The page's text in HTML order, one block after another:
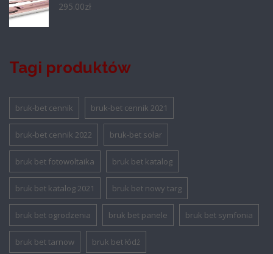
295.00zł
Tagi produktów
bruk-bet cennik bruk-bet cennik 2021
bruk-bet cennik 2022 bruk-bet solar
bruk bet fotowoltaika bruk bet katalog
bruk bet katalog 2021 bruk bet nowy targ
bruk bet ogrodzenia bruk bet panele bruk bet symfonia
bruk bet tarnow bruk bet łódź